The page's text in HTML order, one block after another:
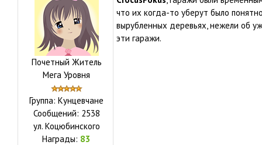
Почетный Житель
Мега Уровня
Группа: Кунцевчане
Сообщений: 2538
ул. Коцюбинского
Награды: 83
что их когда-то уберут было
вырубленных деревьях, нежели об
эти гаражи.